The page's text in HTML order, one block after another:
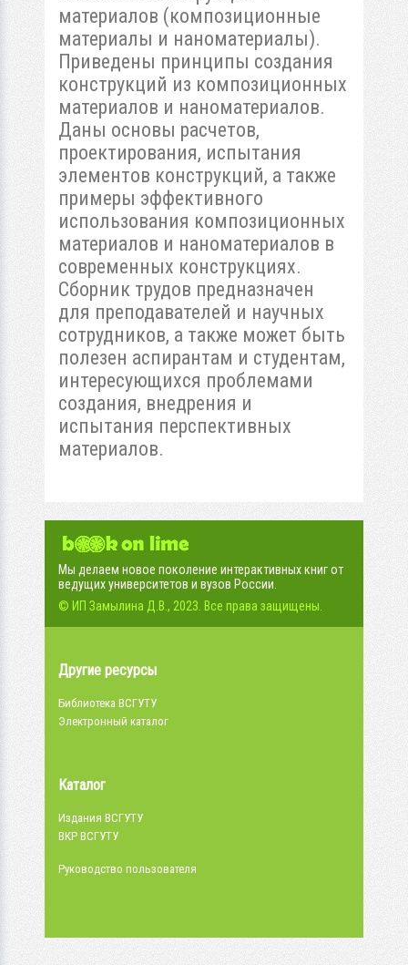
материалов (композиционные
материалы и наноматериалы).
Приведены принципы создания
конструкций из композиционных
материалов и наноматериалов.
Даны основы расчетов,
проектирования, испытания
элементов конструкций, а также
примеры эффективного
использования композиционных
материалов и наноматериалов в
современных конструкциях.
Сборник трудов предназначен
для преподавателей и научных
сотрудников, а также может быть
полезен аспирантам и студентам,
интересующихся проблемами
создания, внедрения и
испытания перспективных
материалов.
Мы делаем новое поколение интерактивных книг от
ведущих университетов и вузов России.
© ИП Замылина Д.В., 2023. Все права защищены.
Другие ресурсы
Библиотека ВСГУТУ
Электронный каталог
Каталог
Издания ВСГУТУ
ВКР ВСГУТУ
Руководство пользователя